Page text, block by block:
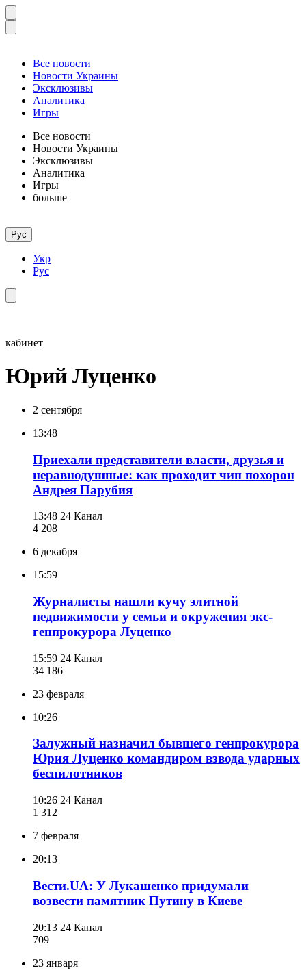
Все новости
Новости Украины
Эксклюзивы
Аналитика
Игры
Все новости
Новости Украины
Эксклюзивы
Аналитика
Игры
больше
Рус
Укр
Рус
кабинет
Юрий Луценко
2 сентября
13:48
Приехали представители власти, друзья и
неравнодушные: как проходит чин похорон
Андрея Парубия
13:48 24 Канал
4 208
6 декабря
15:59
Журналисты нашли кучу элитной
недвижимости у семьи и окружения экс-
генпрокурора Луценко
15:59 24 Канал
34 186
23 февраля
10:26
Залужный назначил бывшего генпрокурора
Юрия Луценко командиром взвода ударных
беспилотников
10:26 24 Канал
1 312
7 февраля
20:13
Вести.UA: У Лукашенко придумали
возвести памятник Путину в Киеве
20:13 24 Канал
709
23 января